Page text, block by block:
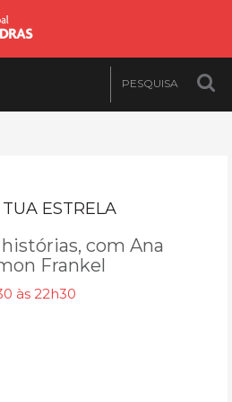
ESTRELA
com Ana
Frankel
às 22h30